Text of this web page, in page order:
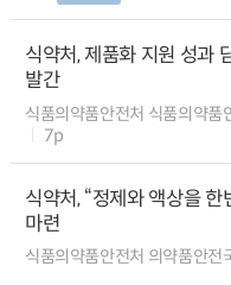
식약처, 제품화 지원 성과
발간
식품의약품안전처 식품의약품
7p
식약처, “정제와 액상을
마련
식품의약품안전처 의약품안전